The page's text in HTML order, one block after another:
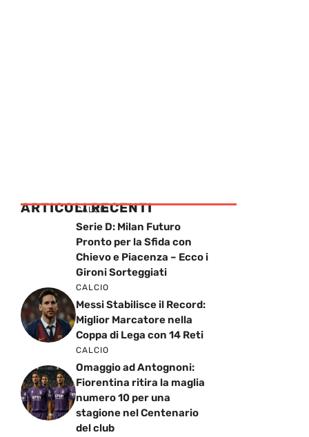
ARTICOLI RECENTI
CALCIO
Serie D: Milan Futuro
Pronto per la Sfida con
Chievo e Piacenza – Ecco i
Gironi Sorteggiati
CALCIO
Messi Stabilisce il Record:
Miglior Marcatore nella
Coppa di Lega con 14 Reti
CALCIO
Omaggio ad Antognoni:
Fiorentina ritira la maglia
numero 10 per una
stagione nel Centenario
del club